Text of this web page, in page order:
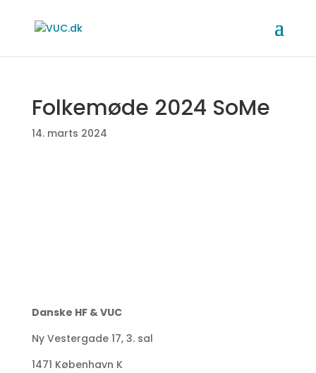
Folkemøde 2024 SoMe
14. marts 2024
Danske HF & VUC
Ny Vestergade 17, 3. sal
1471 København K